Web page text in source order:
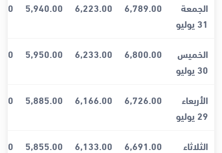
الجمعة
31 يوليو
6,789.00
6,223.00
5,940.00
الخميس
30 يوليو
6,800.00
6,233.00
5,950.00
الأربعاء
29 يوليو
6,726.00
6,166.00
5,885.00
الثلاثاء
6,691.00
6,133.00
5,855.00